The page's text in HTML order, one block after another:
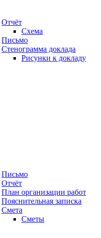
Отчёт
Схема
Письмо
Стенограмма доклада
Рисунки к докладу
Письмо
Отчёт
План организации работ
Пояснительная записка
Смета
Сметы